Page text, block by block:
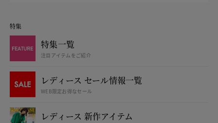
特集
特集一覧
注目アイテムをご紹介
レディース セール情報一覧
WEB限定お得なセール
レディース 新作アイテム